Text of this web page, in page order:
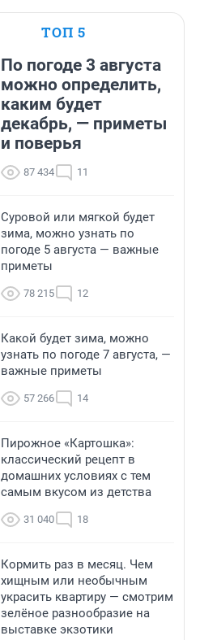
ТОП 5
По погоде 3 августа
можно определить,
каким будет
декабрь, — приметы
и поверья
87 434 11
Суровой или мягкой будет
зима, можно узнать по
погоде 5 августа — важные
приметы
78 215 12
Какой будет зима, можно
узнать по погоде 7 августа, —
важные приметы
57 266 14
Пирожное «Картошка»:
классический рецепт в
домашних условиях с тем
самым вкусом из детства
31 040 18
Кормить раз в месяц. Чем
хищным или необычным
украсить квартиру — смотрим
зелёное разнообразие на
выставке экзотики